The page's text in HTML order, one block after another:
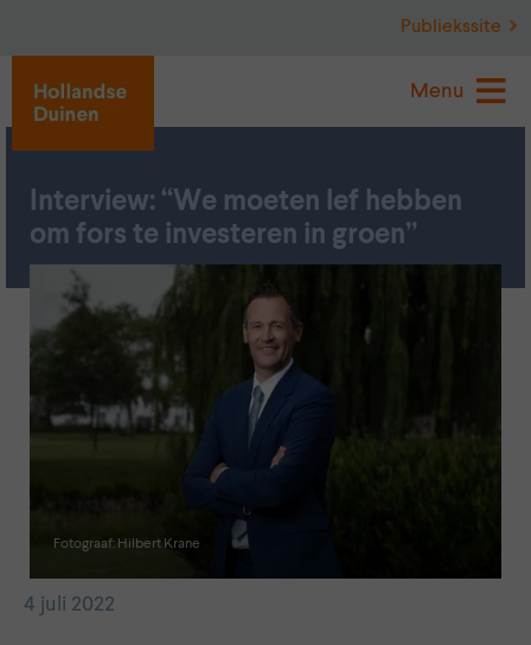
Publiekssite
Menu
Interview: “We moeten lef hebben
om fors te investeren in groen”
Fotograaf: Hilbert Krane
4 juli 2022